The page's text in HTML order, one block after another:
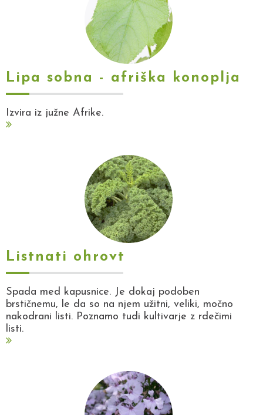
Lipa sobna - afriška konoplja
Izvira iz južne Afrike.
Listnati ohrovt
Spada med kapusnice. Je dokaj podoben
brstičnemu, le da so na njem užitni, veliki, močno
nakodrani listi. Poznamo tudi kultivarje z rdečimi
listi.